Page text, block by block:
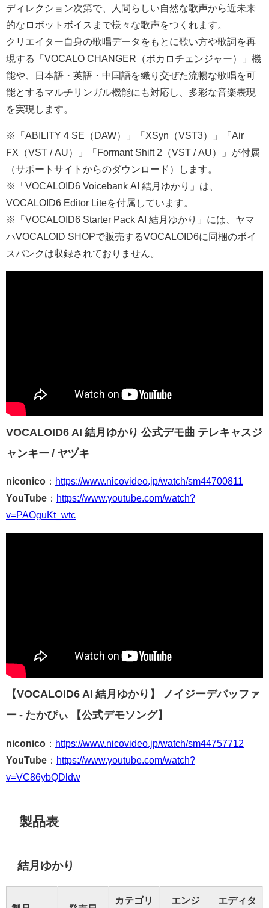
ディレクション次第で、人間らしい自然な歌声から近未来
的なロボットボイスまで様々な歌声をつくれます。
クリエイター自身の歌唱データをもとに歌い方や歌詞を再
現する「VOCALO CHANGER（ボカロチェンジャー）」機
能や、日本語・英語・中国語を織り交ぜた流暢な歌唱を可
能とするマルチリンガル機能にも対応し、多彩な音楽表現
を実現します。
※「ABILITY 4 SE（DAW）」「XSyn（VST3）」「Air
FX（VST / AU）」「Formant Shift 2（VST / AU）」が付属
（サポートサイトからのダウンロード）します。
※「VOCALOID6 Voicebank AI 結月ゆかり」は、
VOCALOID6 Editor Liteを付属しています。
※「VOCALOID6 Starter Pack AI 結月ゆかり」には、ヤマ
ハVOCALOID SHOPで販売するVOCALOID6に同梱のボイ
スバンクは収録されておりません。
VOCALOID6 AI 結月ゆかり 公式デモ曲 テレキャスジ
ャンキー / ヤヅキ
niconico ： https://www.nicovideo.jp/watch/sm44700811
YouTube ： https://www.youtube.com/watch?
v=PAOguKt_wtc
【VOCALOID6 AI 結月ゆかり】 ノイジーデバッファ
ー - たかぴぃ 【公式デモソング】
niconico ： https://www.nicovideo.jp/watch/sm44757712
YouTube ： https://www.youtube.com/watch?
v=VC86ybQDldw
製品表
結月ゆかり
カテゴリ エンジ エディタ